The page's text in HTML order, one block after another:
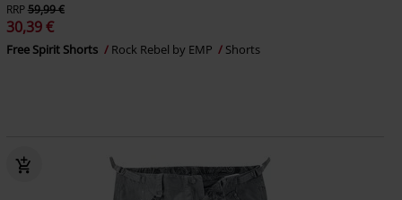
RRP59,99 €
30,39 €
Free Spirit Shorts Rock Rebel by EMP Shorts